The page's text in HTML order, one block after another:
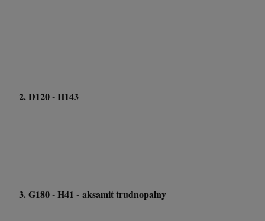
2. D120 - H143
3. G180 - H41 - aksamit trudnopalny